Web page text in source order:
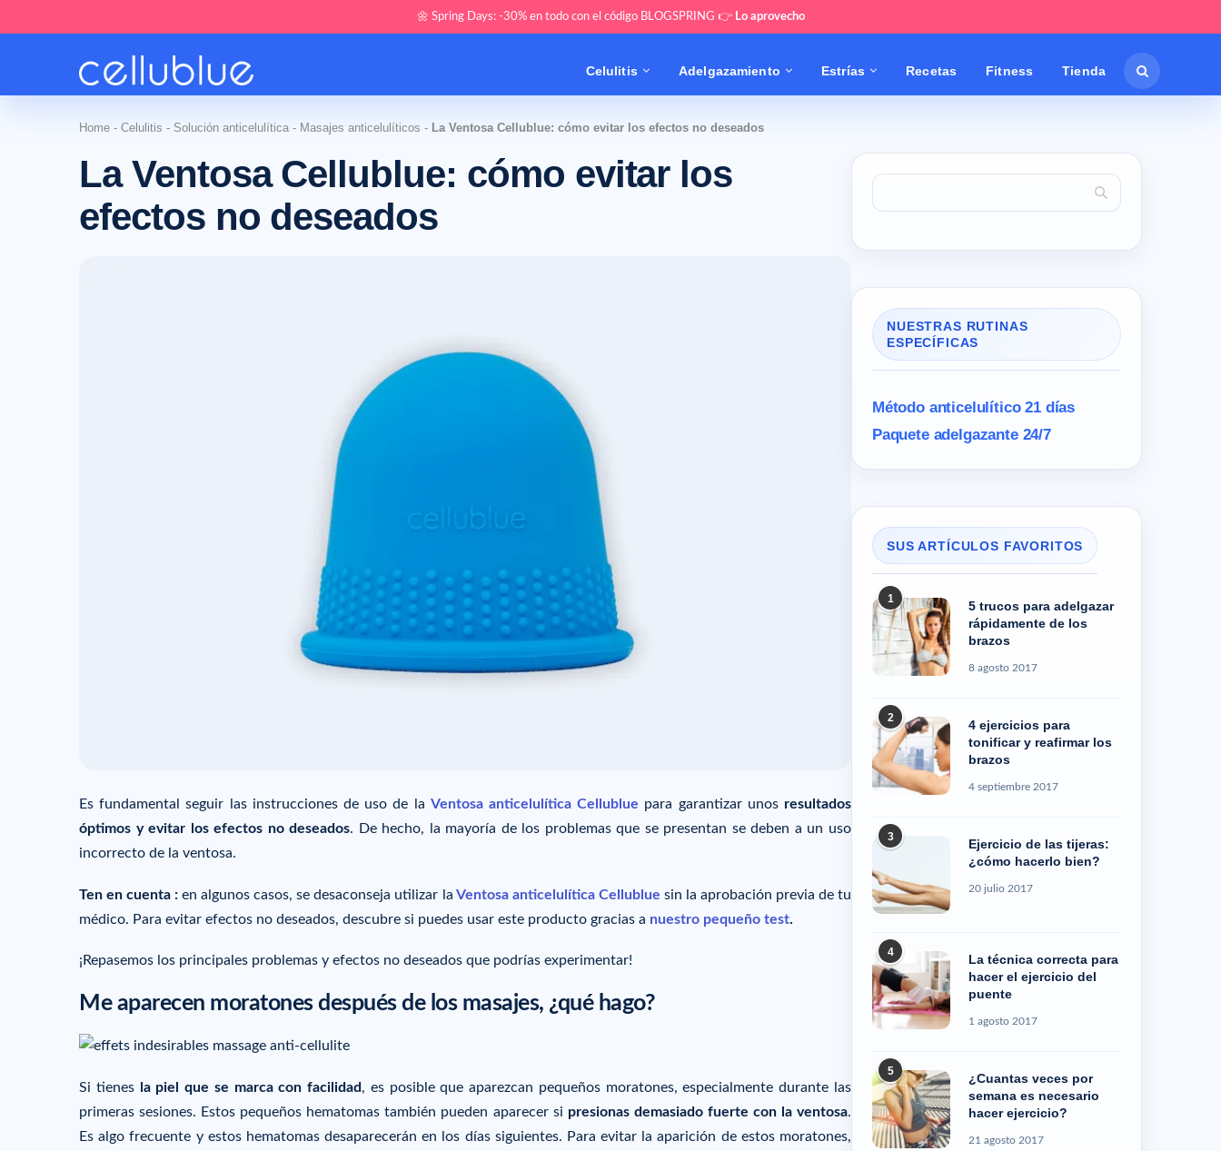
🌼 Spring Days: -30% en todo con el código BLOGSPRING 👉 Lo aprovecho
Celulitis Adelgazamiento Estrías Recetas Fitness Tienda
Home - Celulitis - Solución anticelulítica - Masajes anticelulíticos - La Ventosa Cellublue: cómo evitar los efectos no deseados
La Ventosa Cellublue: cómo evitar los
efectos no deseados
Es fundamental seguir las instrucciones de uso de la Ventosa anticelulítica Cellublue para garantizar unos resultados
óptimos y evitar los efectos no deseados. De hecho, la mayoría de los problemas que se presentan se deben a un uso
incorrecto de la ventosa.
Ten en cuenta : en algunos casos, se desaconseja utilizar la Ventosa anticelulítica Cellublue sin la aprobación previa de tu
médico. Para evitar efectos no deseados, descubre si puedes usar este producto gracias a nuestro pequeño test.
¡Repasemos los principales problemas y efectos no deseados que podrías experimentar!
Me aparecen moratones después de los masajes, ¿qué hago?
Si tienes la piel que se marca con facilidad, es posible que aparezcan pequeños moratones, especialmente durante las
primeras sesiones. Estos pequeños hematomas también pueden aparecer si presionas demasiado fuerte con la ventosa.
Es algo frecuente y estos hematomas desaparecerán en los días siguientes. Para evitar la aparición de estos moratones,
NUESTRAS RUTINAS
ESPECÍFICAS
Método anticelulítico 21 días
Paquete adelgazante 24/7
SUS ARTÍCULOS FAVORITOS
1
5 trucos para adelgazar
rápidamente de los
brazos
8 agosto 2017
2
4 ejercicios para
tonificar y reafirmar los
brazos
4 septiembre 2017
3
Ejercicio de las tijeras:
¿cómo hacerlo bien?
20 julio 2017
4
La técnica correcta para
hacer el ejercicio del
puente
1 agosto 2017
5
¿Cuantas veces por
semana es necesario
hacer ejercicio?
21 agosto 2017